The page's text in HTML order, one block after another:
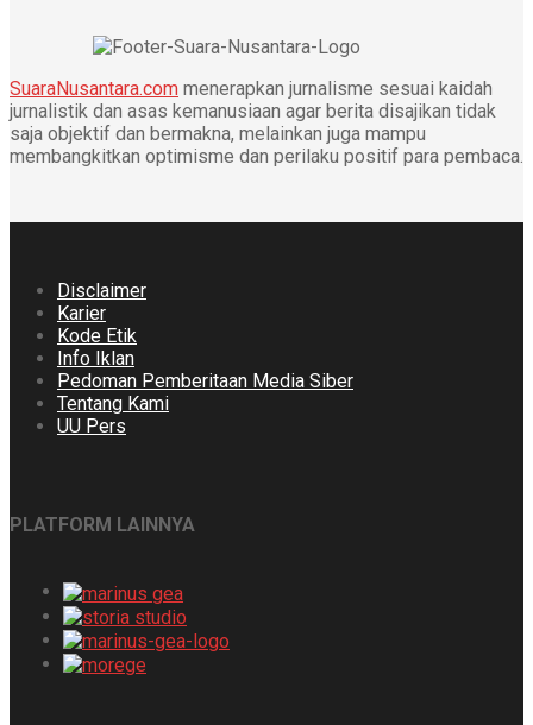
SuaraNusantara.com menerapkan jurnalisme sesuai kaidah
jurnalistik dan asas kemanusiaan agar berita disajikan tidak
saja objektif dan bermakna, melainkan juga mampu
membangkitkan optimisme dan perilaku positif para pembaca.
Disclaimer
Karier
Kode Etik
Info Iklan
Pedoman Pemberitaan Media Siber
Tentang Kami
UU Pers
PLATFORM LAINNYA